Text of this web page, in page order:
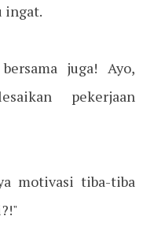
ingat.
juga! Ayo,
pekerjaan
motivasi tiba-tiba